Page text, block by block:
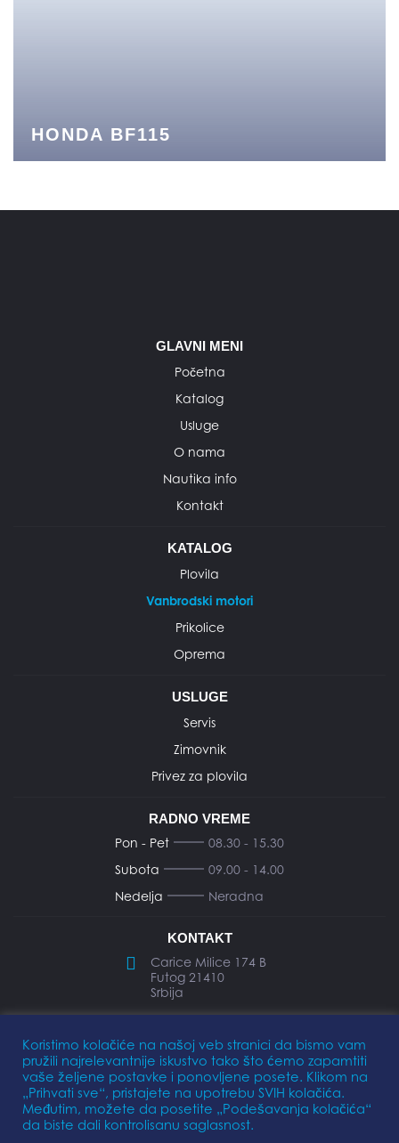
HONDA BF115
GLAVNI MENI
Početna
Katalog
Usluge
O nama
Nautika info
Kontakt
KATALOG
Plovila
Vanbrodski motori
Prikolice
Oprema
USLUGE
Servis
Zimovnik
Privez za plovila
RADNO VREME
Pon - Pet
08.30 - 15.30
Subota
09.00 - 14.00
Nedelja
Neradna
KONTAKT
Carice Milice 174 B
Futog 21410
Srbija
+381 64 112 7 119
Politika privatnosti
Koristimo kolačiće na našoj veb stranici da bismo vam
pružili najrelevantnije iskustvo tako što ćemo zapamtiti
vaše željene postavke i ponovljene posete. Klikom na
„Prihvati sve“, pristajete na upotrebu SVIH kolačića.
Međutim, možete da posetite „Podešavanja kolačića“
da biste dali kontrolisanu saglasnost.